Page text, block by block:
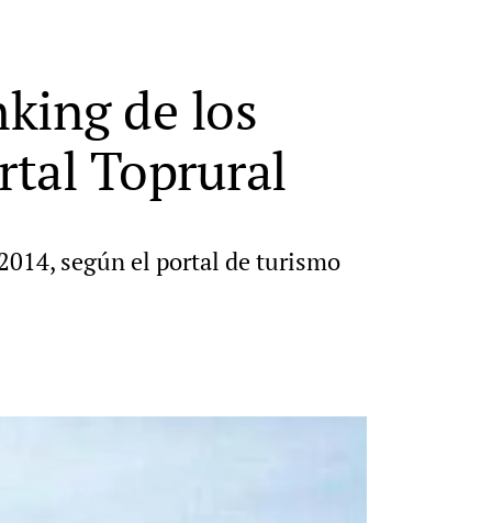
de los
Toprural
según el portal de turismo